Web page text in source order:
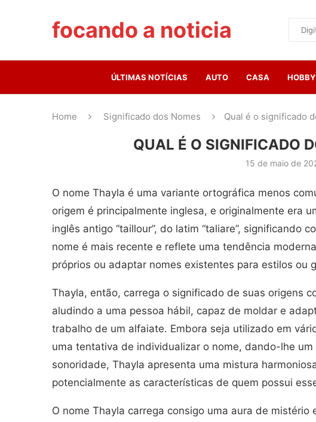
focando a noticia
ÚLTIMAS NOTÍCIAS AUTO CASA HOBBY
Home Significado dos Nomes Qual é o significado
QUAL É O SIGNIFICADO
15 de maio de
O nome Thayla é uma variante ortográfica menos
origem é principalmente inglesa, e originalmente era
inglês antigo “taillour”, do latim “taliare”, significando
nome é mais recente e reflete uma tendência
próprios ou adaptar nomes existentes para estilos ou
Thayla, então, carrega o significado de suas origens
aludindo a uma pessoa hábil, capaz de moldar e
trabalho de um alfaiate. Embora seja utilizado em
uma tentativa de individualizar o nome, dando-lhe
sonoridade, Thayla apresenta uma mistura
potencialmente as características de quem possui
O nome Thayla carrega consigo uma aura de